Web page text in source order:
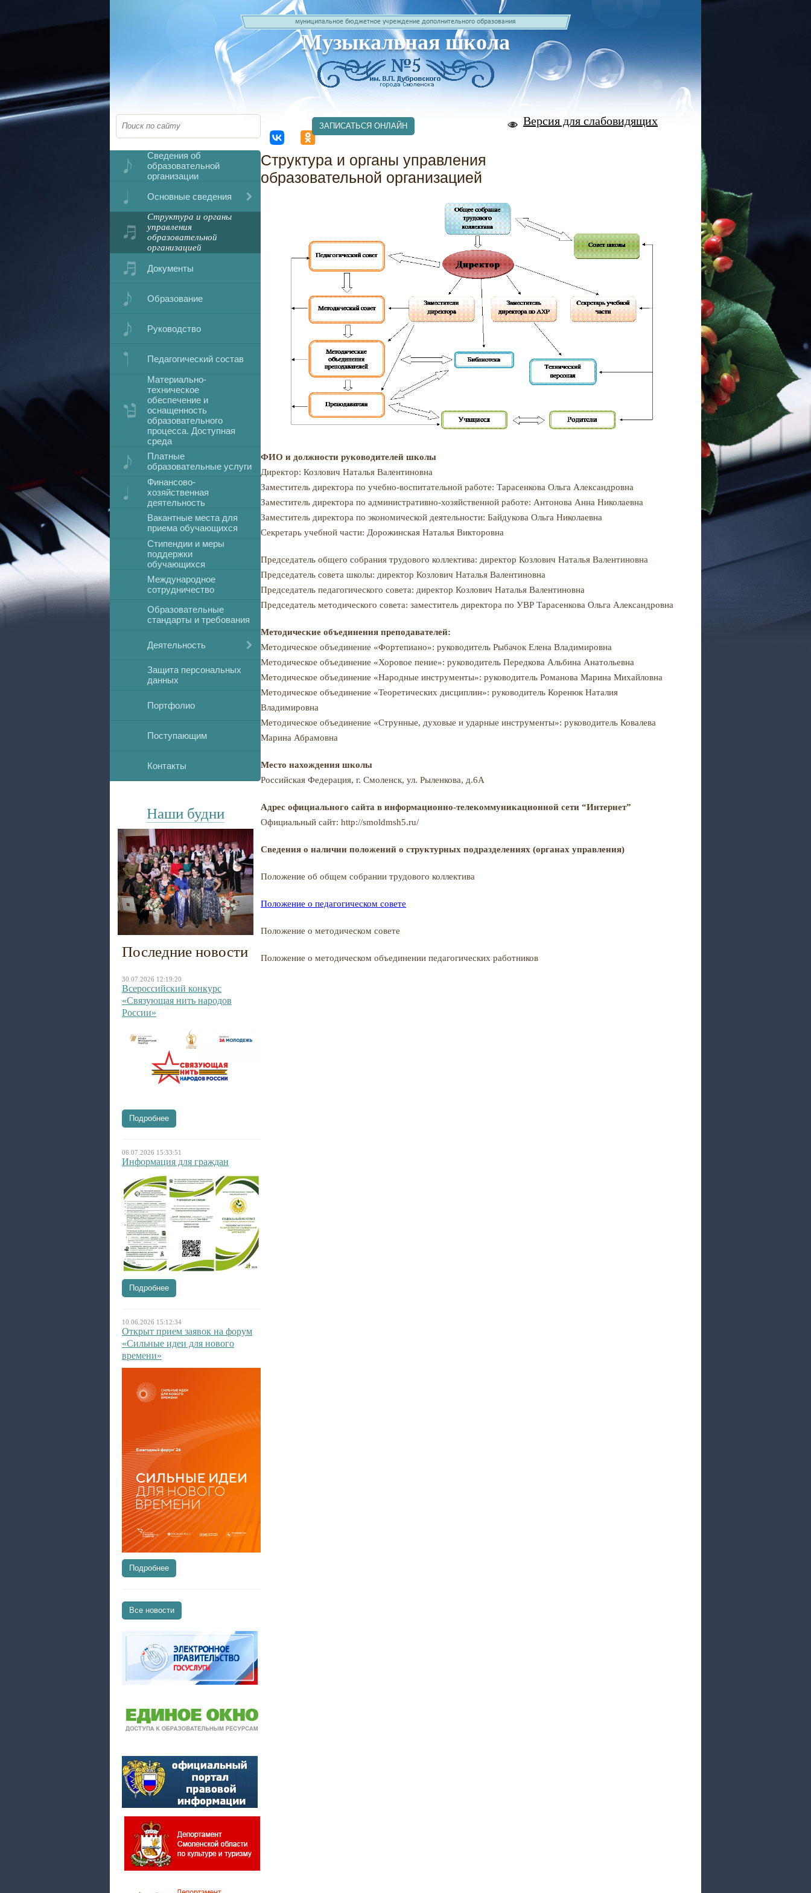
муниципальное бюджетное учреждение дополнительного образования
Музыкальная школа
Сведения об
образовательной
организации
Основные сведения
Структура и органы
управления
образовательной
организацией
Документы
Образование
Руководство
Педагогический состав
Материально-
техническое
обеспечение и
оснащенность
образовательного
процесса. Доступная
среда
Платные
образовательные услуги
Финансово-
хозяйственная
деятельность
Вакантные места для
приема обучающихся
Стипендии и меры
поддержки
обучающихся
Международное
сотрудничество
Образовательные
стандарты и требования
Деятельность
Защита персональных
данных
Портфолио
Поступающим
Контакты
Наши будни
Последние новости
30.07.2026 12:19:20
Всероссийский конкурс
«Связующая нить народов
России»
Подробнее
06.07.2026 15:33:51
Информация для граждан
Подробнее
10.06.2026 15:12:34
Открыт прием заявок на форум
«Сильные идеи для нового
времени»
Подробнее
Все новости
Версия для слабовидящих
ЗАПИСАТЬСЯ ОНЛАЙН
Структура и органы управления
образовательной организацией
ФИО и должности руководителей школы
Директор: Козлович Наталья Валентиновна
Заместитель директора по учебно-воспитательной работе: Тарасенкова Ольга Александровна
Заместитель директора по административно-хозяйственной работе: Антонова Анна Николаевна
Заместитель директора по экономической деятельности: Байдукова Ольга Николаевна
Секретарь учебной части: Дорожинская Наталья Викторовна
Председатель общего собрания трудового коллектива: директор Козлович Наталья Валентиновна
Председатель совета школы: директор Козлович Наталья Валентиновна
Председатель педагогического совета: директор Козлович Наталья Валентиновна
Председатель методического совета: заместитель директора по УВР Тарасенкова Ольга Александровна
Методические объединения преподавателей:
Методическое объединение «Фортепиано»: руководитель Рыбачок Елена Владимировна
Методическое объединение «Хоровое пение»: руководитель Передкова Альбина Анатольевна
Методическое объединение «Народные инструменты»: руководитель Романова Марина Михайловна
Методическое объединение «Теоретических дисциплин»: руководитель Коренюк Наталия
Владимировна
Методическое объединение «Струнные, духовые и ударные инструменты»: руководитель Ковалева
Марина Абрамовна
Место нахождения школы
Российская Федерация, г. Смоленск, ул. Рыленкова, д.6А
Адрес официального сайта в информационно-телекоммуникационной сети “Интернет”
Официальный сайт: http://smoldmsh5.ru/
Cведения о наличии положений о структурных подразделениях (органах управления)
Положение об общем собрании трудового коллектива
Положение о педагогическом совете
Положение о методическом совете
Положение о методическом объединении педагогических работников